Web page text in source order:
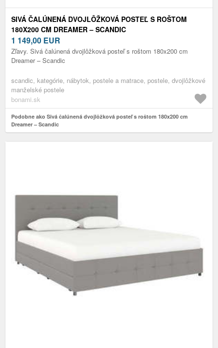
SIVÁ ČALÚNENÁ DVOJLÔŽKOVÁ POSTEĽ S ROŠTOM
180X200 CM DREAMER – SCANDIC
1 149,00 EUR
Zľavy. Sivá čalúnená dvojlôžková posteľ s roštom 180x200 cm
Dreamer – Scandic
scandic, kategórie, nábytok, postele a matrace, postele, dvojlôžkové
manželské postele
bonami.sk
Podobne ako Sivá čalúnená dvojlôžková posteľ s roštom 180x200 cm
Dreamer – Scandic